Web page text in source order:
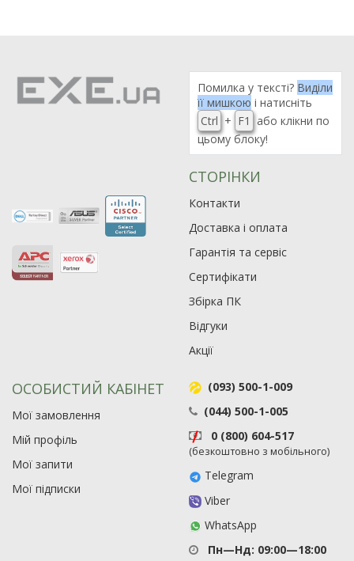
Рейтинг EXE.ua:4.6
974
Помилка у тексті? Виділи
її мишкою і натисніть
Ctrl + F1
або клікни по
цьому блоку!
СТОРІНКИ
Контакти
Доставка і оплата
Гарантія та сервіс
Сертифікати
Збірка ПК
Відгуки
Акції
ОСОБИСТИЙ КАБІНЕТ
Мої замовлення
Мій профіль
Мої запити
Мої підписки
(093) 500-1-009
(044) 500-1-005
0 (800) 604-517
(безкоштовно з мобільного)
Telegram
Viber
WhatsApp
Пн—Нд: 09:00—18:00